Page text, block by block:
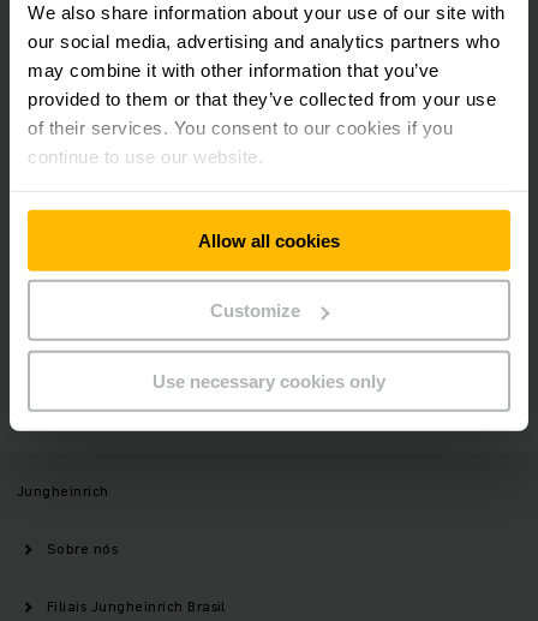
We also share information about your use of our site with
our social media, advertising and analytics partners who
may combine it with other information that you’ve
provided to them or that they’ve collected from your use
of their services. You consent to our cookies if you
continue to use our website.
Allow all cookies
Customize
Use necessary cookies only
Newsletters
INSCREVA-SE
AGORA
Redes Sociais
Alguma dúvida? Fale conosco
pelos nossos canais oficiais!
ENTRE EM CONTATO CONOSCO
Jungheinrich
Sobre nós
Filiais Jungheinrich Brasil